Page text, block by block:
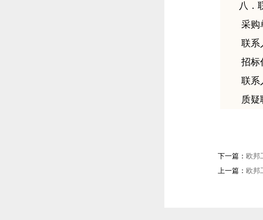
八．
采购
联系
招标
联系
质疑
下一篇： 欧邦
上一篇： 欧邦